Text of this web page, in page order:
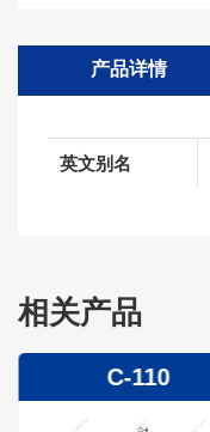
产品详情
英文别名
相关产品
C-110